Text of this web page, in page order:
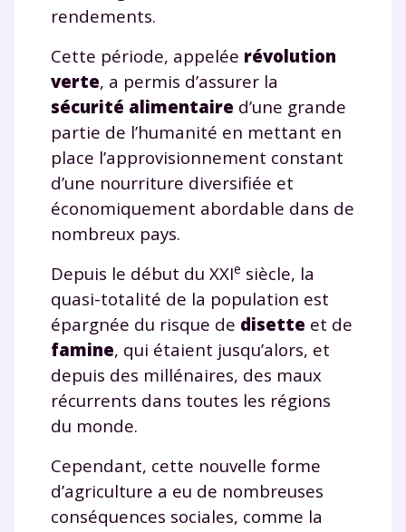
rendements.
Cette période, appelée révolution
verte, a permis d’assurer la
sécurité alimentaire d’une grande
partie de l’humanité en mettant en
place l’approvisionnement constant
d’une nourriture diversifiée et
économiquement abordable dans de
nombreux pays.
Depuis le début du XXIe siècle, la
quasi-totalité de la population est
épargnée du risque de disette et de
famine, qui étaient jusqu’alors, et
depuis des millénaires, des maux
récurrents dans toutes les régions
du monde.
Cependant, cette nouvelle forme
d’agriculture a eu de nombreuses
conséquences sociales, comme la